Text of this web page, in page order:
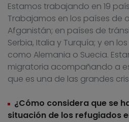
Estamos trabajando en 19
Trabajamos en los países de
Afganistán; en países de
Serbia, Italia y Turquía; y en
como Alemania o Suecia.
migratoria acompañando a
que es una de las grandes
¿Cómo considera que se
situación de los refugiados